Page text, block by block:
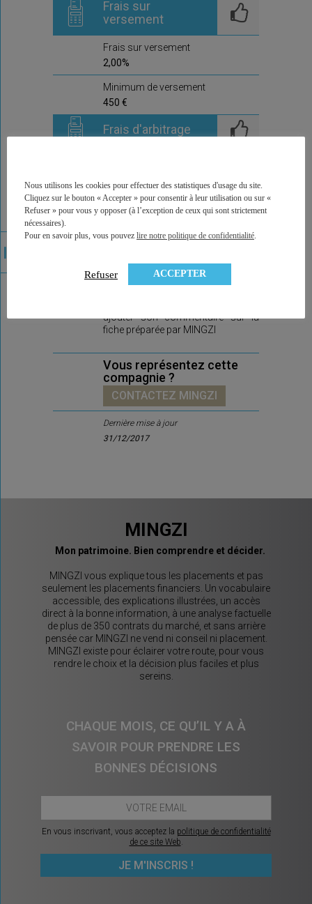
Frais sur
versement
Frais sur versement
2,00%
Minimum de versement
450 €
Frais d'arbitrage
Arbitrages offerts
non
Commentaire de la
ajouter son commentaire sur la
fiche préparée par MINGZI
Vous représentez cette
compagnie ?
CONTACTEZ MINGZI
Dernière mise à jour
31/12/2017
MINGZI
Mon patrimoine. Bien comprendre et décider.
MINGZI vous explique tous les placements et pas
seulement les placements financiers. Un vocabulaire
accessible, des explications illustrées, un accès
direct à la bonne information, à une analyse factuelle
de plus de 350 contrats du marché, et sans arrière
pensée car MINGZI ne vend ni conseil ni placement.
MINGZI existe pour éclairer votre route, pour vous
rendre le choix et la décision plus faciles et plus
sereins.
CHAQUE MOIS, CE QU’IL Y A À
SAVOIR POUR PRENDRE LES
BONNES DÉCISIONS
En vous inscrivant, vous acceptez la politique de confidentialité
de ce site Web.
Nous utilisons les cookies pour effectuer des statistiques d'usage du site.
Cliquez sur le bouton « Accepter » pour consentir à leur utilisation ou sur «
Refuser » pour vous y opposer (à l’exception de ceux qui sont strictement
nécessaires).
Pour en savoir plus, vous pouvez lire notre politique de confidentialité.
Refuser ACCEPTER